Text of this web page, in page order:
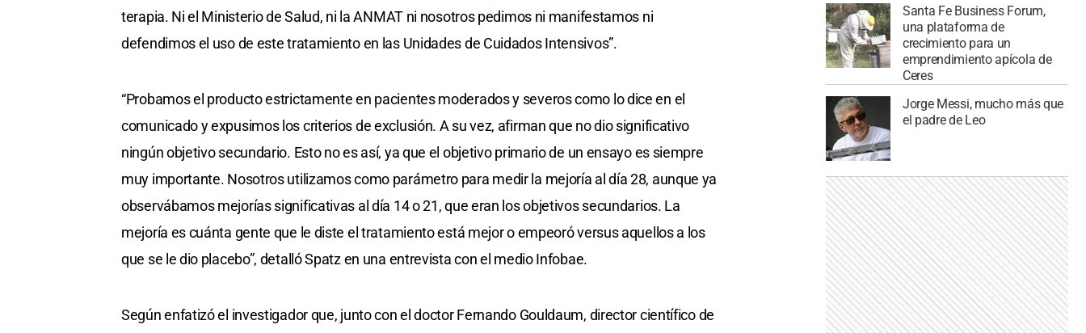
terapia. Ni el Ministerio de Salud, ni la ANMAT ni nosotros pedimos ni manifestamos ni
defendimos el uso de este tratamiento en las Unidades de Cuidados Intensivos”.
“Probamos el producto estrictamente en pacientes moderados y severos como lo dice en el
comunicado y expusimos los criterios de exclusión. A su vez, afirman que no dio significativo
ningún objetivo secundario. Esto no es así, ya que el objetivo primario de un ensayo es siempre
muy importante. Nosotros utilizamos como parámetro para medir la mejoría al día 28, aunque ya
observábamos mejorías significativas al día 14 o 21, que eran los objetivos secundarios. La
mejoría es cuánta gente que le diste el tratamiento está mejor o empeoró versus aquellos a los
que se le dio placebo”, detalló Spatz en una entrevista con el medio Infobae.
Según enfatizó el investigador que, junto con el doctor Fernando Gouldaum, director científico de
Santa Fe Business Forum,
una plataforma de
crecimiento para un
emprendimiento apícola de
Ceres
Jorge Messi, mucho más que
el padre de Leo